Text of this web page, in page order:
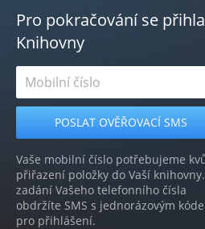
Pro pokračování se
Knihovny
Vaše mobilní číslo potřebujeme
přiřazení položky do Vaší
zadání Vašeho telefonního čísla
obdržíte SMS s jednorázovým
pro přihlášení.